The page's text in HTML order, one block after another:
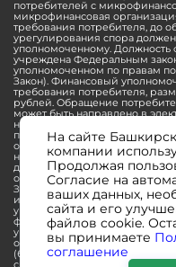
На сайте
компании
Продолжая
Согласие на
ваших данных,
сайта и его
файлов cookie.
вы принимаете
соглашение
потребителей с
микрофинансовая
требования потребителя, до
урегулирования спора
уполномоченному. Должность
учреждена Федеральным
уполномоченном по правам
Закон). Финансовый
требования потребителя,
рублей. Обращение
может быть направлено в
на официальном сайте
письменной форме. Прием и
осуществляется финансовым
направления обращения
должен обратиться с
организацию. Данный
Закона и является
информацией о порядке
уполномоченному можно
финансового
уполномоченного:
обеспечения деятельности
(бесплатный звонок по
службы обеспечения